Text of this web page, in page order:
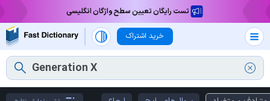
تست رایگان تعیین سطح واژگان انگلیسی
خرید اشتراک